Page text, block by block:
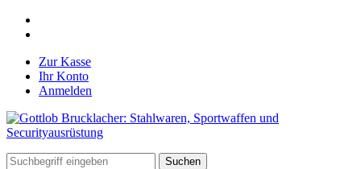
Zur Kasse
Ihr Konto
Anmelden
Suchen